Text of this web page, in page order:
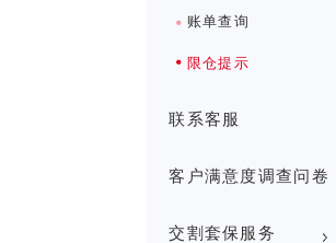
账单查询
限仓提示
联系客服
客户满意度调查问卷
交割套保服务